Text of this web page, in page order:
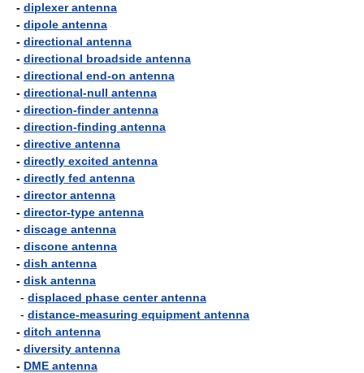
- diplexer antenna
- dipole antenna
- directional antenna
- directional broadside antenna
- directional end-on antenna
- directional-null antenna
- direction-finder antenna
- direction-finding antenna
- directive antenna
- directly excited antenna
- directly fed antenna
- director antenna
- director-type antenna
- discage antenna
- discone antenna
- dish antenna
- disk antenna
- displaced phase center antenna
- distance-measuring equipment antenna
- ditch antenna
- diversity antenna
- DME antenna